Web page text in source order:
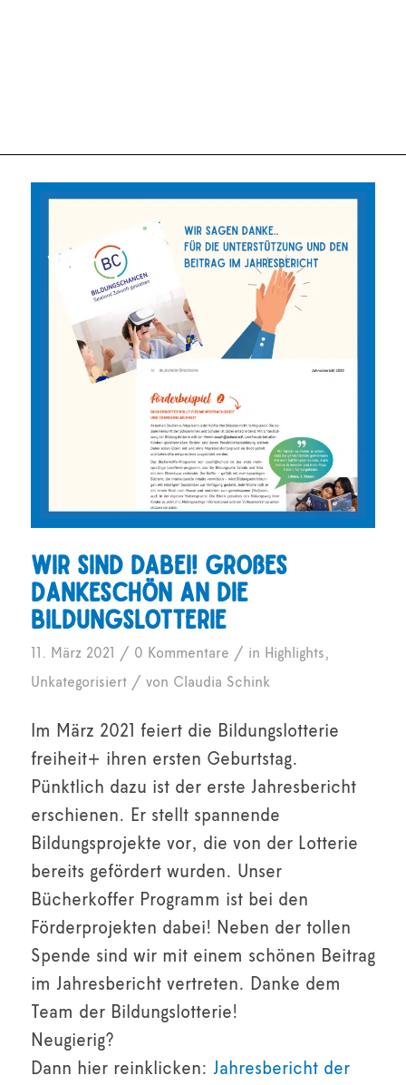
Wir sind dabei! Großes
Dankeschön an die
Bildungslotterie
11. März 2021 / 0 Kommentare / in Highlights,
Unkategorisiert / von Claudia Schink
Im März 2021 feiert die Bildungslotterie
freiheit+ ihren ersten Geburtstag.
Pünktlich dazu ist der erste Jahresbericht
erschienen. Er stellt spannende
Bildungsprojekte vor, die von der Lotterie
bereits gefördert wurden. Unser
Bücherkoffer Programm ist bei den
Förderprojekten dabei! Neben der tollen
Spende sind wir mit einem schönen Beitrag
im Jahresbericht vertreten. Danke dem
Team der Bildungslotterie!
Neugierig?
Dann hier reinklicken: Jahresbericht der